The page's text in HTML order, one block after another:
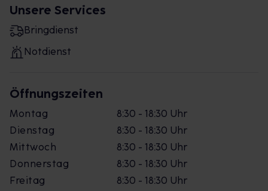
Unsere Services
Bringdienst
Notdienst
Öffnungszeiten
Montag
8:30 - 18:30 Uhr
Dienstag
8:30 - 18:30 Uhr
Mittwoch
8:30 - 18:30 Uhr
Donnerstag
8:30 - 18:30 Uhr
Freitag
8:30 - 18:30 Uhr